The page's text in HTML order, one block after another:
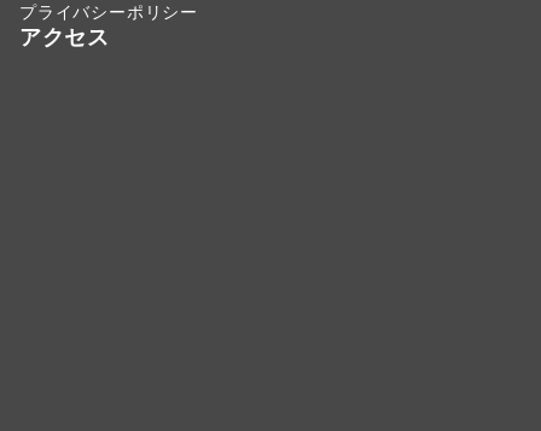
プライバシーポリシー
アクセス